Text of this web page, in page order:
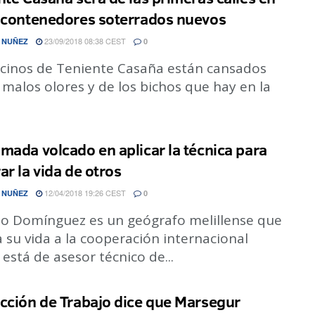
soterrados nuevos
23/09/2018 08:38 CEST 0
de Teniente Casaña están cansados
olores y de los bichos que hay en la
volcado en aplicar la técnica para
la vida de otros
12/04/2018 19:26 CEST 0
Domínguez es un geógrafo melillense que
su vida a la cooperación internacional
de asesor técnico de...
de Trabajo dice que Marsegur